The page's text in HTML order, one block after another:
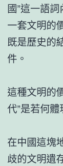
國”這一語
一套文明的
既是歷史的
件。
這種文明的
代”是若何體
在中國這塊
歧的文明遺